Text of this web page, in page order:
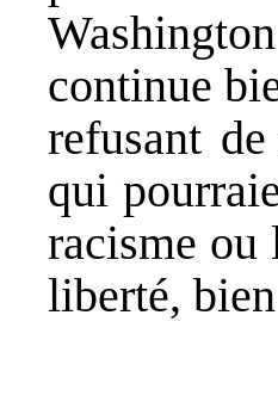
continue
refusant
qui
racisme ou
liberté,